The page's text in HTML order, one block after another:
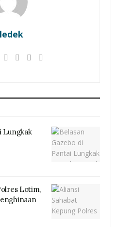
Lungkak
Lotim,